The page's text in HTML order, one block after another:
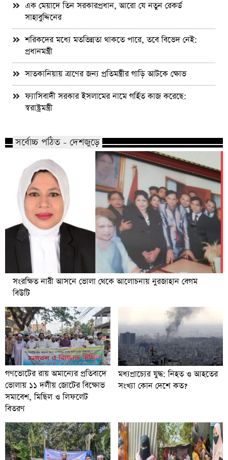
এক মেয়াদে তিন সরকারপ্রধান, আরো যে নতুন রেকর্ড
সাহাবুদ্দিনের
শরিকদের মধ্যে মতভিন্নতা থাকতে পারে, তবে বিভেদ নেই:
প্রধানমন্ত্রী
সাতকানিয়ায় ত্রাণের জন্য প্রতিমন্ত্রীর গাড়ি আটকে ক্ষোভ
ফ্যাসিবাদী সরকার ইসলামের নামে গর্হিত কাজ করেছে:
স্বরাষ্ট্রমন্ত্রী
সর্বোচ্চ পঠিত - দেশজুড়ে
সংরক্ষিত নারী আসনে ভোলা থেকে আলোচনায় নুরজাহান বেগম
বিউটি
গণভোটের রায় অমান্যের প্রতিবাদে
ভোলায় ১১ দলীয় জোটের বিক্ষোভ
সমাবেশ, মিছিল ও লিফলেট
বিতরণ
মধ্যপ্রাচ্যের যুদ্ধ: নিহত ও আহতের
সংখ্যা কোন দেশে কত?